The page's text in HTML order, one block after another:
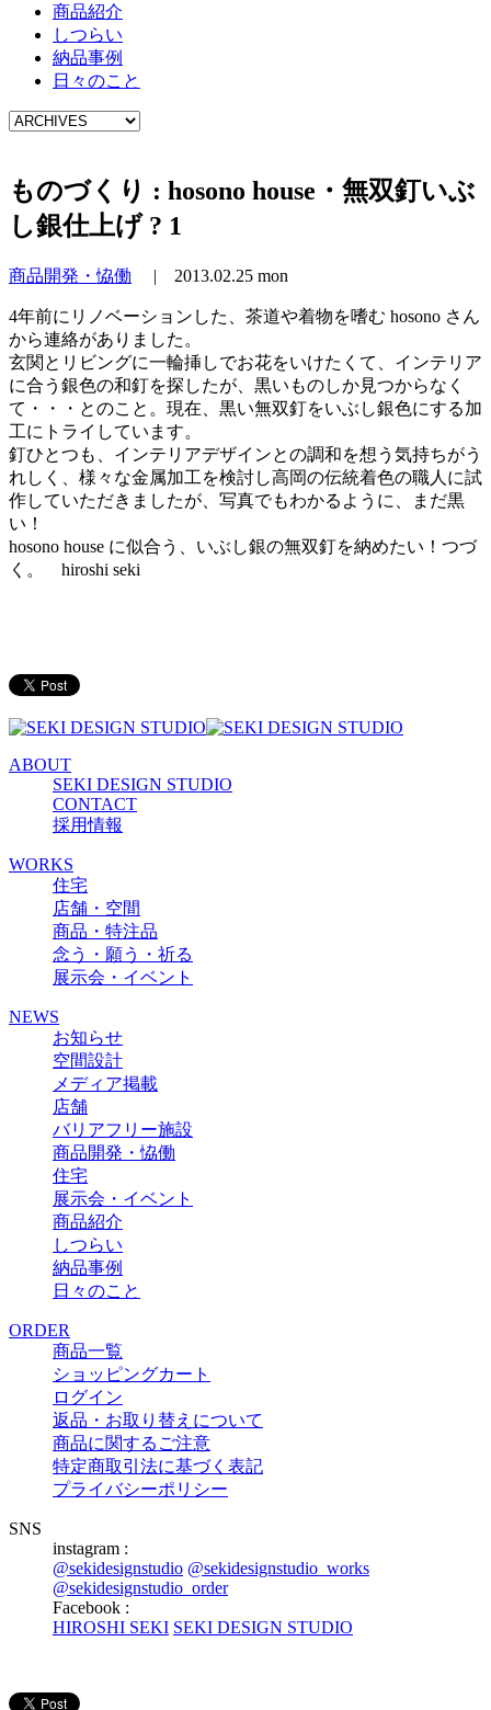
商品紹介
しつらい
納品事例
日々のこと
ものづくり : hosono house・無双釘いぶ
し銀仕上げ ? 1
商品開発・恊働 | 2013.02.25 mon
4年前にリノベーションした、茶道や着物を嗜む hosono さん
から連絡がありました。
玄関とリビングに一輪挿しでお花をいけたくて、インテリア
に合う銀色の和釘を探したが、黒いものしか見つからなく
て・・・とのこと。現在、黒い無双釘をいぶし銀色にする加
工にトライしています。
釘ひとつも、インテリアデザインとの調和を想う気持ちがう
れしく、様々な金属加工を検討し高岡の伝統着色の職人に試
作していただきましたが、写真でもわかるように、まだ黒
い！
hosono house に似合う、いぶし銀の無双釘を納めたい！つづ
く。 hiroshi seki
ABOUT
SEKI DESIGN STUDIO
CONTACT
採用情報
WORKS
住宅
店舗・空間
商品・特注品
念う・願う・祈る
展示会・イベント
NEWS
お知らせ
空間設計
メディア掲載
店舗
バリアフリー施設
商品開発・恊働
住宅
展示会・イベント
商品紹介
しつらい
納品事例
日々のこと
ORDER
商品一覧
ショッピングカート
ログイン
返品・お取り替えについて
商品に関するご注意
特定商取引法に基づく表記
プライバシーポリシー
SNS
instagram :
@sekidesignstudio @sekidesignstudio_works
@sekidesignstudio_order
Facebook :
HIROSHI SEKI SEKI DESIGN STUDIO